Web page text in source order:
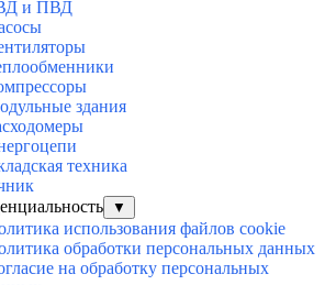
и ПВД
здания
техника
▼
использования файлов cookie
обработки персональных данных
на обработку персональных